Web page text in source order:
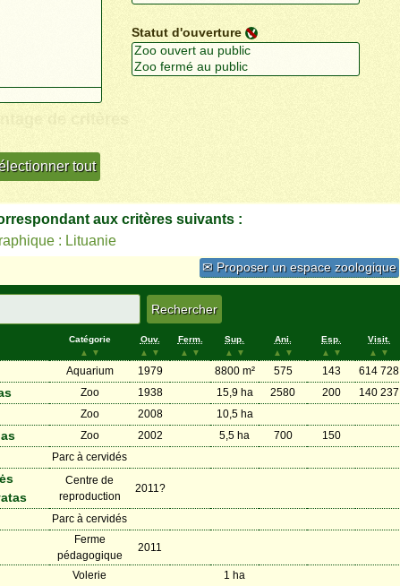
Statut d'ouverture
de critères
aux critères suivants :
: Lituanie
✉ Proposer un espace zoologique
Catégorie
▲
▼
Ouv.
▲
▼
Ferm.
▲
▼
Sup.
▲
▼
Ani.
▲
▼
Esp.
▲
▼
Visit.
▲
▼
Aquarium 1979 8800 m² 575 143
614 728
Zoo 1938 15,9 ha 2580 200
140 237
Zoo 2008
10,5 ha
Zoo 2002 5,5 ha 700
150
Parc à cervidés
Centre de
reproduction
2011?
Parc à cervidés
Ferme
pédagogique
2011
Volerie
1 ha